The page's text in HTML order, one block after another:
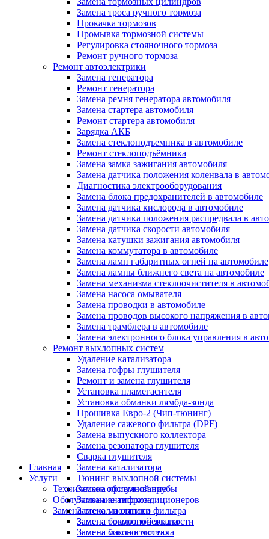
Замена троса ручного тормоза
Прокачка тормозов
Промывка тормозной системы
Регулировка стояночного тормоза
Ремонт ручного тормоза
Ремонт автоэлектрики
Замена генератора
Ремонт генератора
Замена ремня генератора автомобиля
Замена стартера автомобиля
Ремонт стартера автомобиля
Зарядка АКБ
Замена стеклоподъемника в автомобиле
Ремонт стеклоподъёмника
Замена замка зажигания автомобиля
Замена датчика положения коленвала в
Диагностика электрооборудования
Замена блока предохранителей в автомобиле
Замена датчика кислорода в автомобиле
Замена датчика положения распредвала в
Замена датчика скорости автомобиля
Замена катушки зажигания автомобиля
Замена коммутатора в автомобиле
Замена ламп габаритных огней на автомобиле
Замена лампы ближнего света на автомобиле
Замена механизма стеклоочистителя в
Замена насоса омывателя
Замена проводки в автомобиле
Замена проводов высокого напряжения в
Замена трамблера в автомобиле
Замена электронного блока управления в
Ремонт выхлопных систем
Удаление катализатора
Замена гофры глушителя
Ремонт и замена глушителя
Установка пламегасителя
Установка обманки лямбда-зонда
Прошивка Евро-2 (Чип-тюнинг)
Удаление сажевого фильтра (DPF)
Замена выпускного коллектора
Замена резонатора глушителя
Сварка глушителя
Замена катализатора
Тюнинг выхлопной системы
Замена приемной трубы
Обслуживание автокондиционеров
Замена стекол и оптики
Замена бокового зеркала
Замена бокового стекла
Главная
Услуги
Техническое обслуживание
Замена антифриза
Замена масляного фильтра
Замена тормозной жидкости
Замена масла в мостах